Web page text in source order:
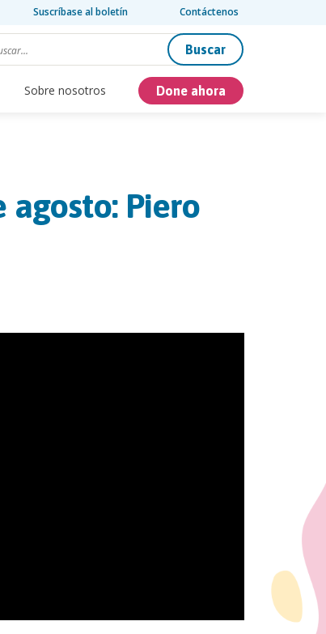
Suscríbase al boletín Contáctenos
Buscar
Sobre nosotros Done ahora
agosto: Piero